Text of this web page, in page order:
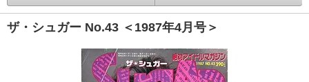
ザ・シュガー No.43 ＜1987年4月号＞